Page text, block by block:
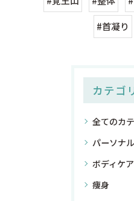
#首凝り
カテゴ
全てのカ
パーソナ
ボディケア
痩身